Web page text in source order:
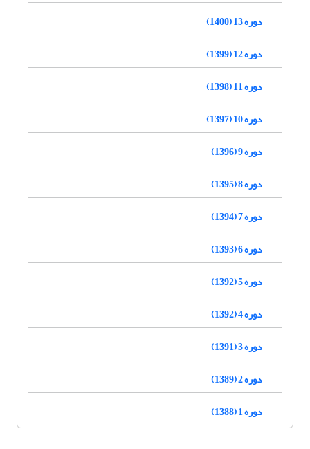
دوره 13 (1400)
دوره 12 (1399)
دوره 11 (1398)
دوره 10 (1397)
دوره 9 (1396)
دوره 8 (1395)
دوره 7 (1394)
دوره 6 (1393)
دوره 5 (1392)
دوره 4 (1392)
دوره 3 (1391)
دوره 2 (1389)
دوره 1 (1388)